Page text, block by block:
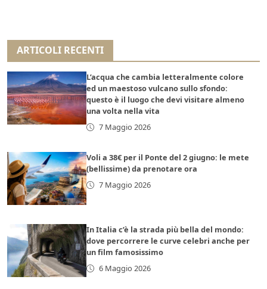
ARTICOLI RECENTI
L’acqua che cambia letteralmente colore
ed un maestoso vulcano sullo sfondo:
questo è il luogo che devi visitare almeno
una volta nella vita
7 Maggio 2026
Voli a 38€ per il Ponte del 2 giugno: le mete
(bellissime) da prenotare ora
7 Maggio 2026
In Italia c’è la strada più bella del mondo:
dove percorrere le curve celebri anche per
un film famosissimo
6 Maggio 2026